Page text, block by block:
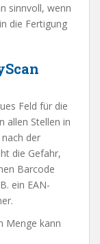
sinnvoll, wenn
die Fertigung
Feld für die
allen Stellen in
der
die Gefahr,
Barcode
ein EAN-
Menge kann